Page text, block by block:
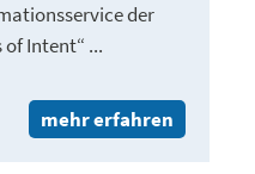
der
Intent“ ...
mehr erfahren